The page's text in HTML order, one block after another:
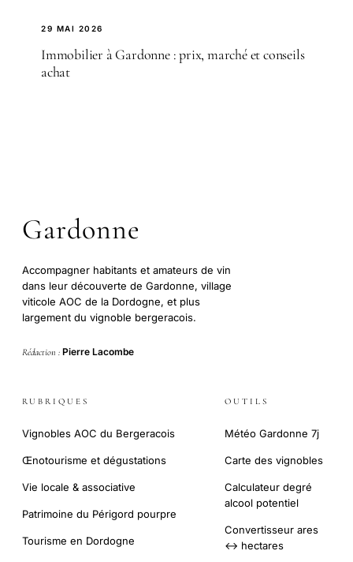
29 MAI 2026
Immobilier à Gardonne : prix, marché et conseils
achat
Gardonne
Accompagner habitants et amateurs de vin
dans leur découverte de Gardonne, village
viticole AOC de la Dordogne, et plus
largement du vignoble bergeracois.
Rédaction : Pierre Lacombe
RUBRIQUES
Vignobles AOC du Bergeracois
Œnotourisme et dégustations
Vie locale & associative
Patrimoine du Périgord pourpre
Tourisme en Dordogne
OUTILS
Météo Gardonne 7j
Carte des vignobles
Calculateur degré
alcool potentiel
Convertisseur ares
↔ hectares